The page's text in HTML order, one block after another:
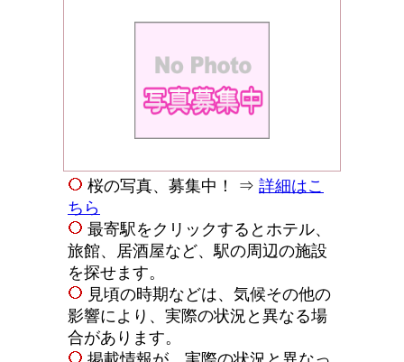
桜の写真、募集中！ ⇒ 詳細はこ
ちら
最寄駅をクリックするとホテル、
旅館、居酒屋など、駅の周辺の施設
を探せます。
見頃の時期などは、気候その他の
影響により、実際の状況と異なる場
合があります。